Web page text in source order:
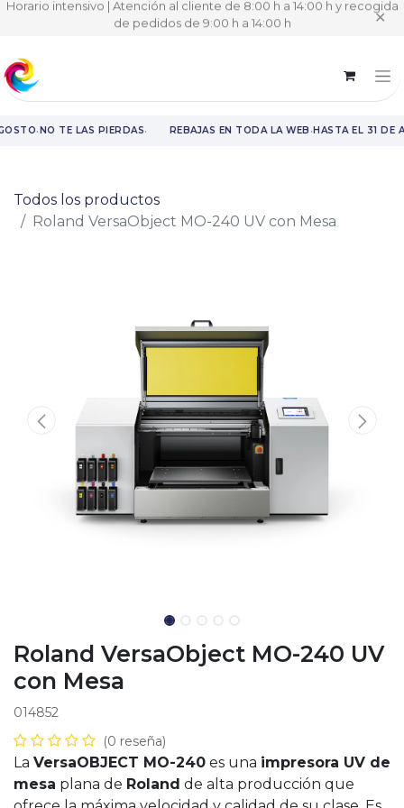
Horario intensivo | Atención al cliente de 8:00 h a 14:00 h y recogida
de pedidos de 9:00 h a 14:00 h
✕
·NO TE LAS PIERDAS· REBAJAS EN TODA LA WEB· HASTA EL 31 DE
Todos los productos
Roland VersaObject MO-240 UV con Mesa
Roland VersaObject MO-240 UV
con Mesa
014852
(0 reseña)
La VersaOBJECT MO-240 es una impresora UV de
mesa plana de Roland de alta producción que